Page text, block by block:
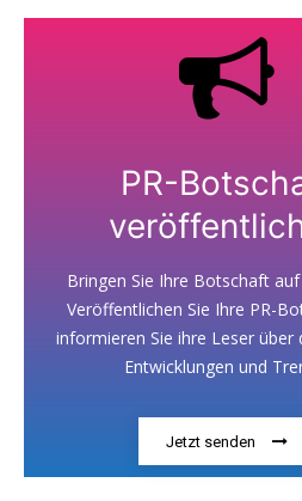
PR-
Bringen Sie Ihre Botschaft
Veröffentlichen Sie Ihre PR-
informieren Sie ihre Leser über
Entwicklungen und
Jetzt senden